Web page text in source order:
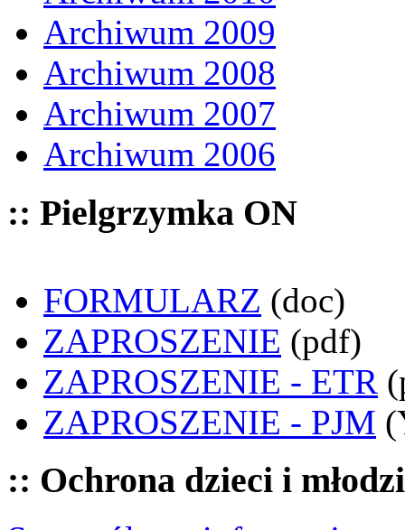
Archiwum 2009
Archiwum 2008
Archiwum 2007
Archiwum 2006
:: Pielgrzymka ON
FORMULARZ (doc)
ZAPROSZENIE (pdf)
ZAPROSZENIE - ETR
ZAPROSZENIE - PJM
:: Ochrona dzieci i